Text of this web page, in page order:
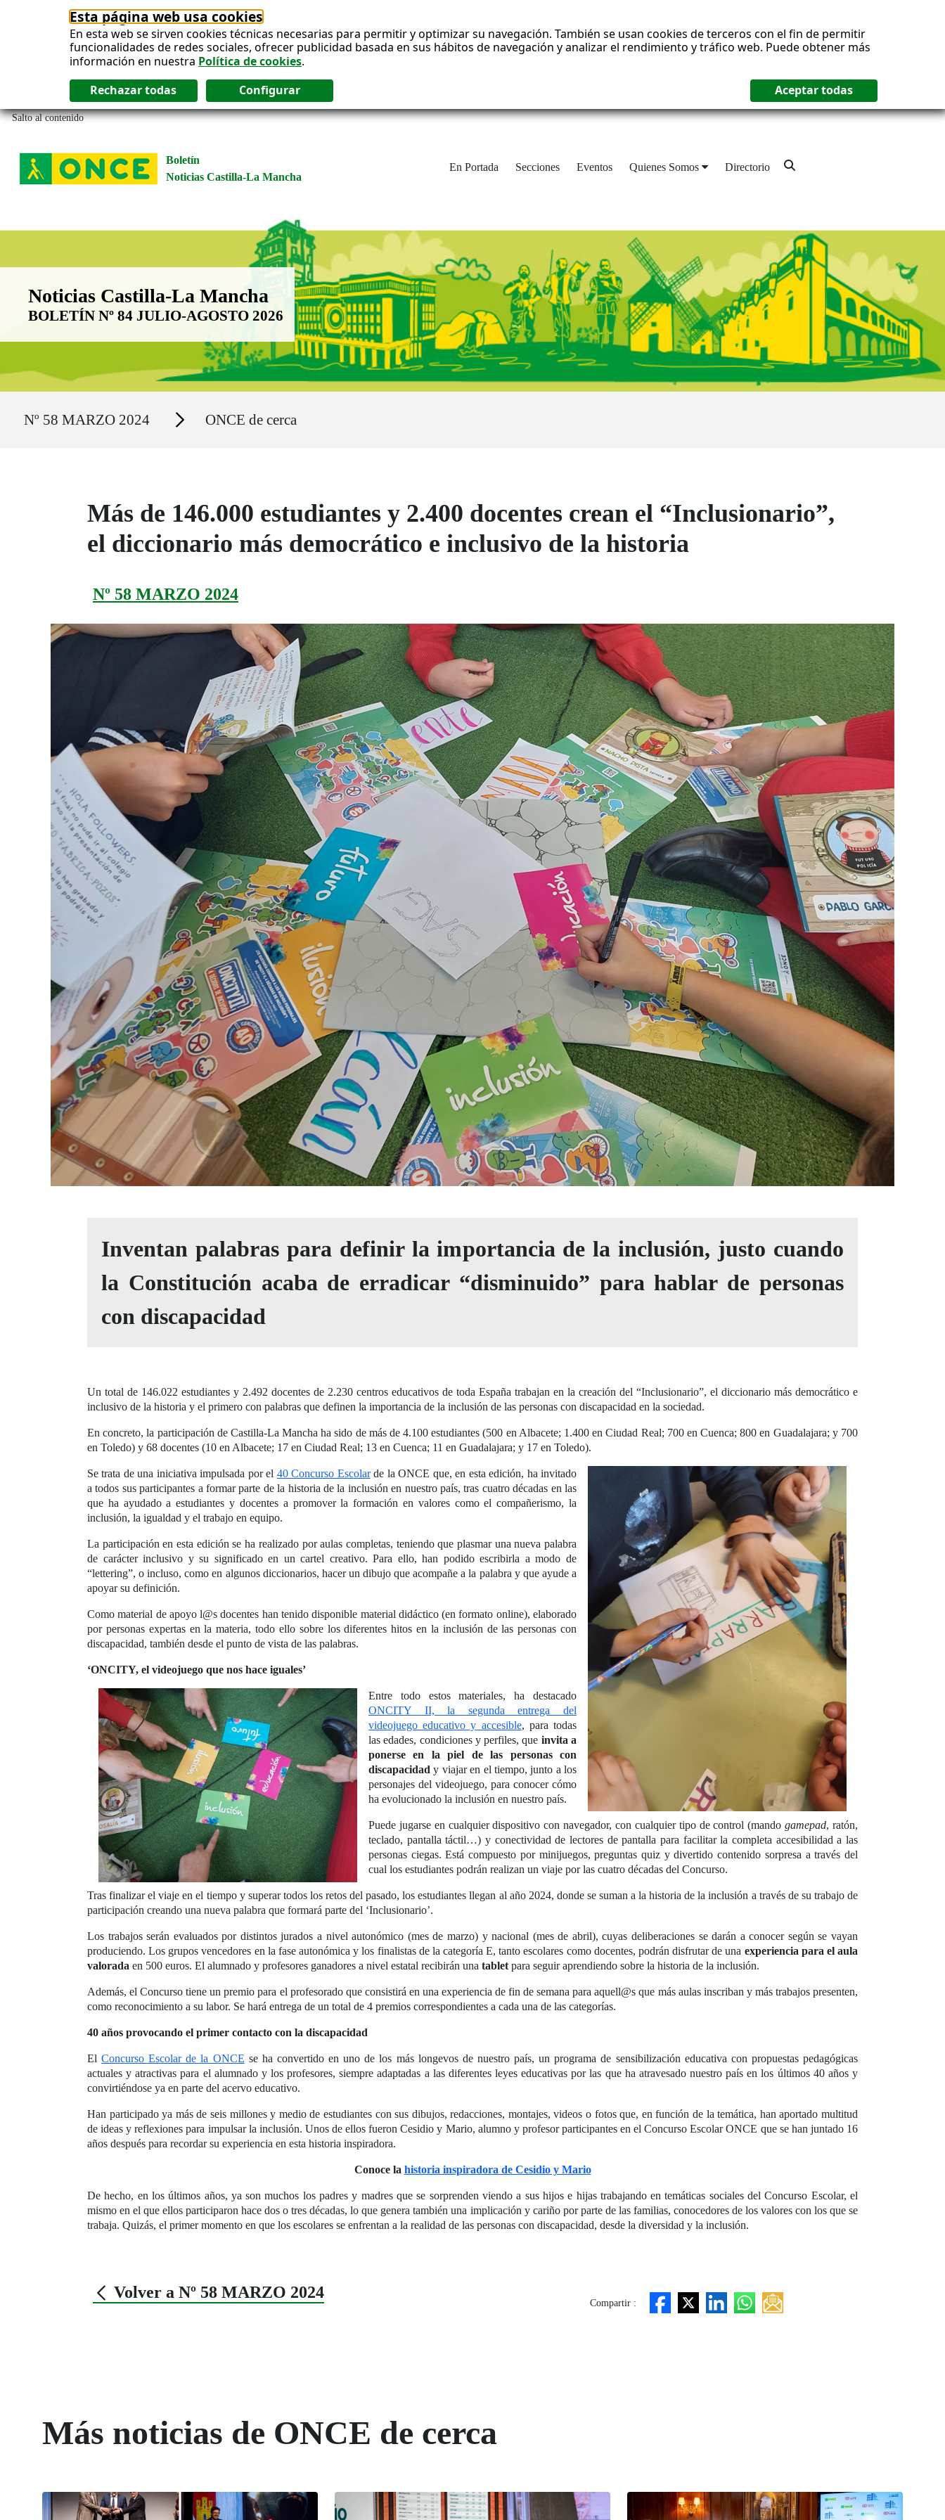
Esta página web usa cookies
En esta web se sirven cookies técnicas necesarias para permitir y optimizar su navegación. También se usan cookies de terceros con el fin de permitir
funcionalidades de redes sociales, ofrecer publicidad basada en sus hábitos de navegación y analizar el rendimiento y tráfico web. Puede obtener más
información en nuestra Política de cookies.
Salto al contenido
Boletín
Noticias Castilla-La Mancha
En Portada Secciones Eventos Quienes Somos Directorio
Boletín Noticias Castilla-La Mancha
Noticias Castilla-La Mancha
BOLETÍN Nº 84 JULIO-AGOSTO 2026
Nº 58 MARZO 2024 Secciones ONCE de cerca
Más de 146.000 estudiantes y 2.400 docentes crean el “Inclusionario”,
el diccionario más democrático e inclusivo de la historia
Nº 58 MARZO 2024
Inventan palabras para definir la importancia de la inclusión, justo cuando
la Constitución acaba de erradicar “disminuido” para hablar de personas
con discapacidad
Un total de 146.022 estudiantes y 2.492 docentes de 2.230 centros educativos de toda España trabajan en la creación del “Inclusionario”, el diccionario más democrático e
inclusivo de la historia y el primero con palabras que definen la importancia de la inclusión de las personas con discapacidad en la sociedad.
En concreto, la participación de Castilla-La Mancha ha sido de más de 4.100 estudiantes (500 en Albacete; 1.400 en Ciudad Real; 700 en Cuenca; 800 en Guadalajara; y 700
en Toledo) y 68 docentes (10 en Albacete; 17 en Ciudad Real; 13 en Cuenca; 11 en Guadalajara; y 17 en Toledo).
Se trata de una iniciativa impulsada por el 40 Concurso Escolarde la ONCE que, en esta edición, ha invitado
a todos sus participantes a formar parte de la historia de la inclusión en nuestro país, tras cuatro décadas en las
que ha ayudado a estudiantes y docentes a promover la formación en valores como el compañerismo, la
inclusión, la igualdad y el trabajo en equipo.
La participación en esta edición se ha realizado por aulas completas, teniendo que plasmar una nueva palabra
de carácter inclusivo y su significado en un cartel creativo. Para ello, han podido escribirla a modo de
“lettering”, o incluso, como en algunos diccionarios, hacer un dibujo que acompañe a la palabra y que ayude a
apoyar su definición.
Como material de apoyo l@s docentes han tenido disponible material didáctico (en formato online), elaborado
por personas expertas en la materia, todo ello sobre los diferentes hitos en la inclusión de las personas con
discapacidad, también desde el punto de vista de las palabras.
‘ONCITY, el videojuego que nos hace iguales’
Entre todo estos materiales, ha destacado
ONCITY II, la segunda entrega del
videojuego educativo y accesible, para todas
las edades, condiciones y perfiles, que invita a
ponerse en la piel de las personas con
discapacidad y viajar en el tiempo, junto a los
personajes del videojuego, para conocer cómo
ha evolucionado la inclusión en nuestro país.
Puede jugarse en cualquier dispositivo con navegador, con cualquier tipo de control (mandogamepad, ratón,
teclado, pantalla táctil…) y conectividad de lectores de pantalla para facilitar la completa accesibilidad a las
personas ciegas. Está compuesto por minijuegos, preguntas quiz y divertido contenido sorpresa a través del
cual los estudiantes podrán realizan un viaje por las cuatro décadas del Concurso.
Tras finalizar el viaje en el tiempo y superar todos los retos del pasado, los estudiantes llegan al año 2024, donde se suman a la historia de la inclusión a través de su trabajo de
participación creando una nueva palabra que formará parte del ‘Inclusionario’.
Los trabajos serán evaluados por distintos jurados a nivel autonómico (mes de marzo) y nacional (mes de abril), cuyas deliberaciones se darán a conocer según se vayan
produciendo. Los grupos vencedores en la fase autonómica y los finalistas de la categoría E, tanto escolares como docentes, podrán disfrutar de una experiencia para el aula
valorada en 500 euros. El alumnado y profesores ganadores a nivel estatal recibirán una tablet para seguir aprendiendo sobre la historia de la inclusión.
Además, el Concurso tiene un premio para el profesorado que consistirá en una experiencia de fin de semana para aquell@s que más aulas inscriban y más trabajos presenten,
como reconocimiento a su labor. Se hará entrega de un total de 4 premios correspondientes a cada una de las categorías.
40 años provocando el primer contacto con la discapacidad
ElConcurso Escolar de la ONCE se ha convertido en uno de los más longevos de nuestro país, un programa de sensibilización educativa con propuestas pedagógicas
actuales y atractivas para el alumnado y los profesores, siempre adaptadas a las diferentes leyes educativas por las que ha atravesado nuestro país en los últimos 40 años y
convirtiéndose ya en parte del acervo educativo.
Han participado ya más de seis millones y medio de estudiantes con sus dibujos, redacciones, montajes, videos o fotos que, en función de la temática, han aportado multitud
de ideas y reflexiones para impulsar la inclusión. Unos de ellos fueron Cesidio y Mario, alumno y profesor participantes en el Concurso Escolar ONCE que se han juntado 16
años después para recordar su experiencia en esta historia inspiradora.
Conoce la historia inspiradora de Cesidio y Mario
De hecho, en los últimos años, ya son muchos los padres y madres que se sorprenden viendo a sus hijos e hijas trabajando en temáticas sociales del Concurso Escolar, el
mismo en el que ellos participaron hace dos o tres décadas, lo que genera también una implicación y cariño por parte de las familias, conocedores de los valores con los que se
trabaja. Quizás, el primer momento en que los escolares se enfrentan a la realidad de las personas con discapacidad, desde la diversidad y la inclusión.
Volver a Nº 58 MARZO 2024
Compartir :
Más noticias de ONCE de cerca